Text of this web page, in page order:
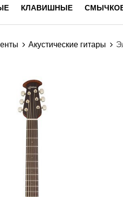
КЛАВИШНЫЕ
Акустические гитары